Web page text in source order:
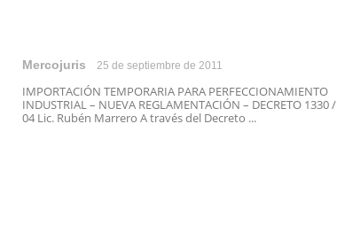
Mercojuris 25 de septiembre de 2011
IMPORTACIÓN TEMPORARIA PARA PERFECCIONAMIENTO
INDUSTRIAL – NUEVA REGLAMENTACIÓN – DECRETO 1330 /
04 Lic. Rubén Marrero A través del Decreto ...